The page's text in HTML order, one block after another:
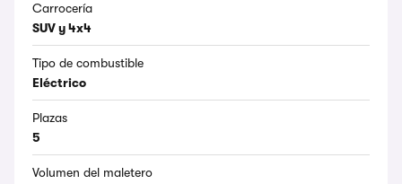
Carrocería
SUV y 4x4
Tipo de combustible
Eléctrico
Plazas
5
Volumen del maletero